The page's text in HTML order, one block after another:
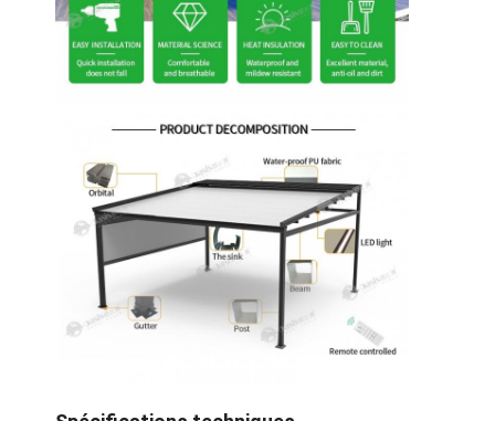
À la maison
Produits